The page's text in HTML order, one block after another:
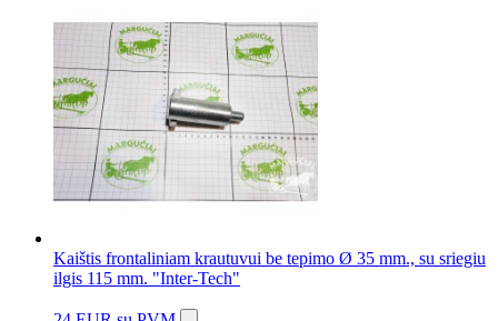
Kaištis frontaliniam krautuvui be tepimo Ø 35 mm., su sriegiu
ilgis 115 mm. "Inter-Tech"